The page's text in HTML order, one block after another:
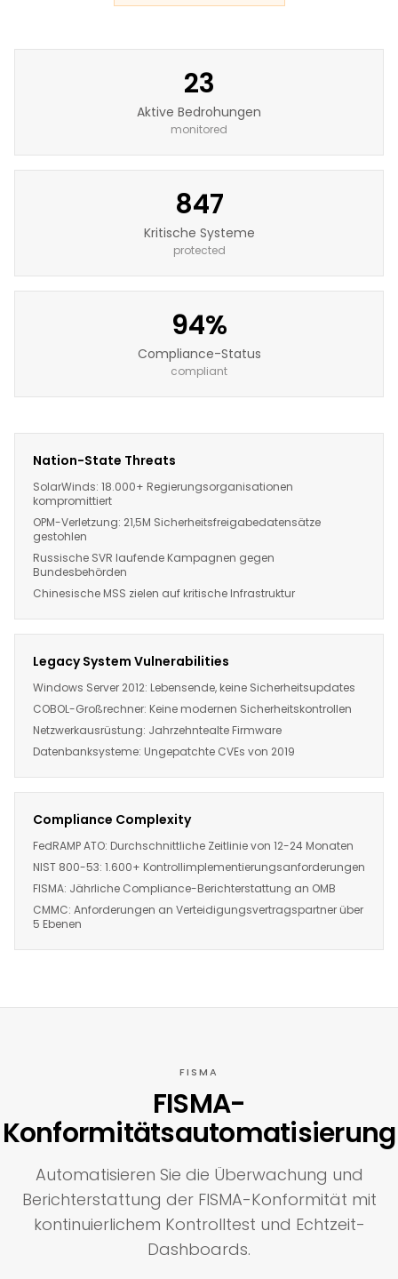
23
Aktive Bedrohungen
monitored
847
Kritische Systeme
protected
94%
Compliance-Status
compliant
Nation-State Threats
SolarWinds: 18.000+ Regierungsorganisationen
kompromittiert
OPM-Verletzung: 21,5M Sicherheitsfreigabedatensätze
gestohlen
Russische SVR laufende Kampagnen gegen
Bundesbehörden
Chinesische MSS zielen auf kritische Infrastruktur
Legacy System Vulnerabilities
Windows Server 2012: Lebensende, keine Sicherheitsupdates
COBOL-Großrechner: Keine modernen Sicherheitskontrollen
Netzwerkausrüstung: Jahrzehntealte Firmware
Datenbanksysteme: Ungepatchte CVEs von 2019
Compliance Complexity
FedRAMP ATO: Durchschnittliche Zeitlinie von 12-24 Monaten
NIST 800-53: 1.600+ Kontrollimplementierungsanforderungen
FISMA: Jährliche Compliance-Berichterstattung an OMB
CMMC: Anforderungen an Verteidigungsvertragspartner über
5 Ebenen
FISMA
FISMA-
Konformitätsautomatisierung
Automatisieren Sie die Überwachung und
Berichterstattung der FISMA-Konformität mit
kontinuierlichem Kontrolltest und Echtzeit-
Dashboards.